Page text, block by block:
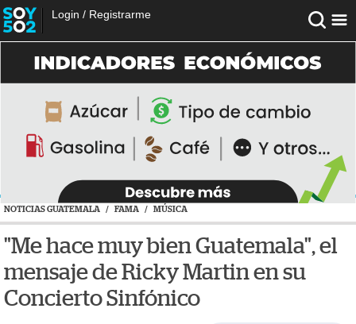
Login / Registrarme
NOTICIAS GUATEMALA / FAMA / MÚSICA
"Me hace muy bien Guatemala", el
mensaje de Ricky Martin en su
Concierto Sinfónico